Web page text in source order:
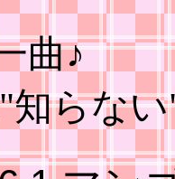
曲♪
知らな